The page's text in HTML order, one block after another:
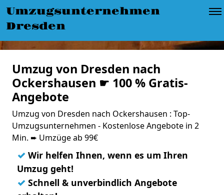
Umzugsunternehmen
Dresden
Umzug von Dresden nach
Ockershausen ☛ 100 % Gratis-
Angebote
Umzug von Dresden nach Ockershausen : Top-
Umzugsunternehmen - Kostenlose Angebote in 2
Min. ➨ Umzüge ab 99€
✓ Wir helfen Ihnen, wenn es um Ihren
Umzug geht!
✓ Schnell & unverbindlich Angebote